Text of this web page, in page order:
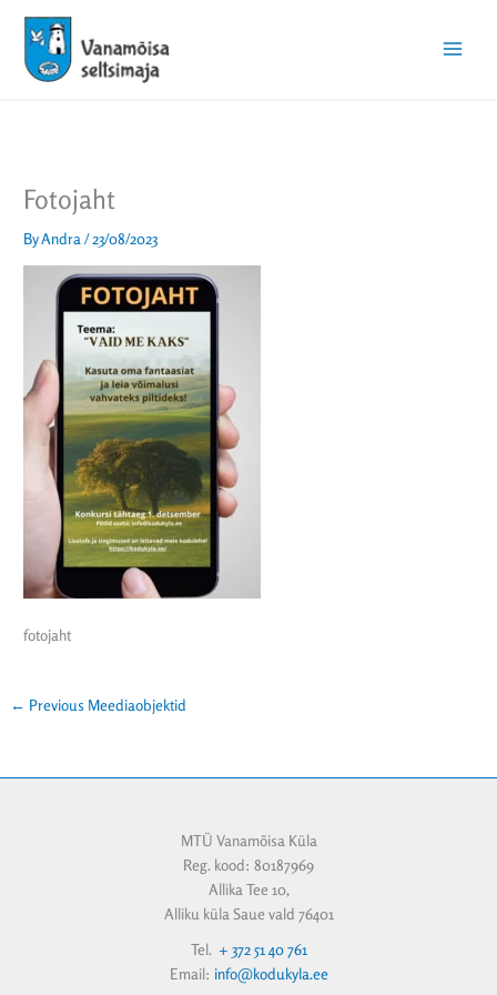
content
Menu
Fotojaht
ByAndra/23/08/2023
fotojaht
← Previous Meediaobjektid
MTÜ Vanamõisa Küla
Reg. kood: 80187969
Allika Tee 10,
Alliku küla Saue vald 76401
Tel. + 372 51 40 761
Email: info@kodukyla.ee